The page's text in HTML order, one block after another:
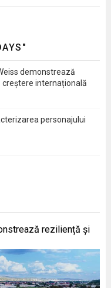
demonstrează
internațională
personajului
reziliență și